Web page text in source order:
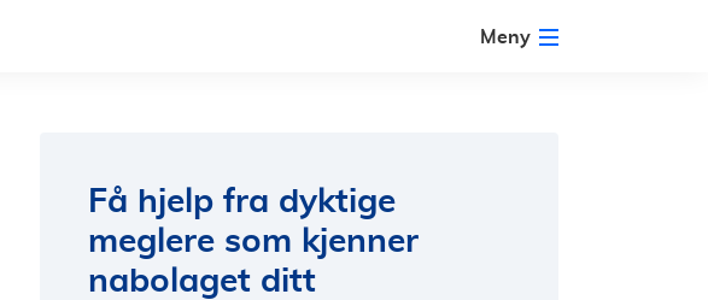
Meny
Få hjelp fra dyktige
meglere som kjenner
nabolaget ditt